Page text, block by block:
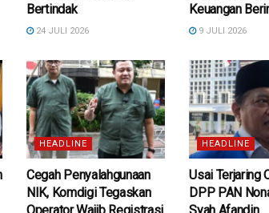
Bertindak
24 JULI 2026
Keuangan
9 JULI 2026
HEADLINE
Cegah Penyalahgunaan
NIK, Komdigi Tegaskan
HEADLINE
Usai Terjaring
DPP PAN